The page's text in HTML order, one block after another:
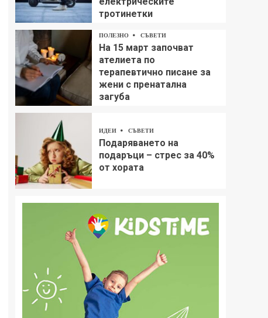
тротинетки
ПОЛЕЗНО СЪВЕТИ
На 15 март започват
ателиета по
терапевтично писане за
жени с пренатална
загуба
ИДЕИ СЪВЕТИ
Подаряването на
подаръци – стрес за 40%
от хората